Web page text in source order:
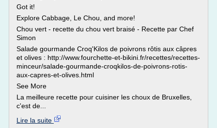
Got it!
Explore Cabbage, Le Chou, and more!
Chou vert - recette du chou vert braisé - Recette par Chef
Simon
Salade gourmande Croq'Kilos de poivrons rôtis aux câpres
et olives : http://www.fourchette-et-bikini.fr/recettes/recettes-
minceur/salade-gourmande-croqkilos-de-poivrons-rotis-
aux-capres-et-olives.html
See More
La meilleure recette pour cuisiner les choux de Bruxelles,
c'est de...
Lire la suite